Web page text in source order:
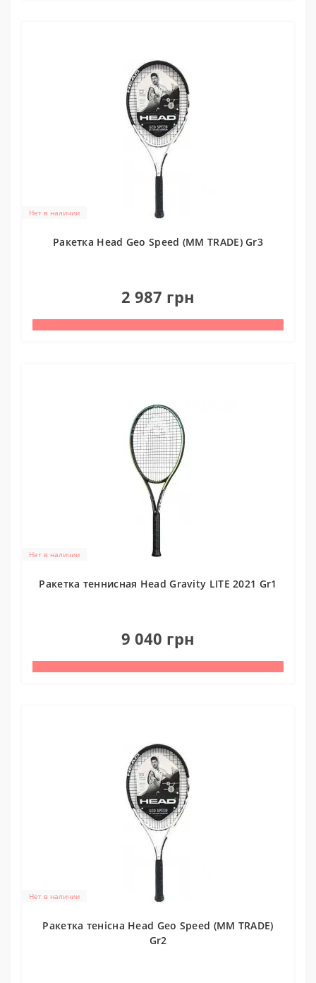
Нет в наличии
Ракетка Head Geo Speed (MM TRADE) Gr3
2 987 грн
Нет в наличии
Ракетка теннисная Head Gravity LITE 2021 Gr1
9 040 грн
Нет в наличии
Ракетка тенісна Head Geo Speed (MM TRADE)
Gr2